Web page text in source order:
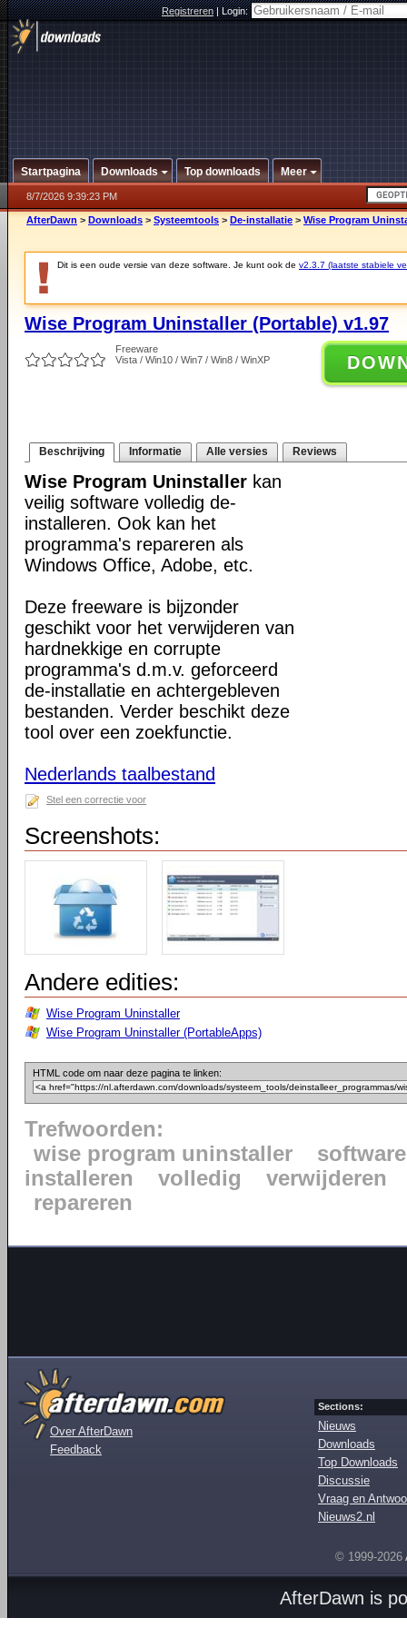
Registreren|Login:
Startpagina Downloads Top downloads Meer
8/7/2026 9:39:23 PM
AfterDawn > Downloads > Systeemtools > De-installatie > Wise Program
Dit is een oude versie van deze software. Je kunt ook de v2.3.7 (laatste stabiele
Wise Program Uninstaller (Portable) v1.97
Freeware
Vista / Win10 / Win7 / Win8 / WinXP
Beschrijving Informatie Alle versies Reviews
Wise Program Uninstaller kan
veilig software volledig de-
installeren. Ook kan het
programma's repareren als
Windows Office, Adobe, etc.
Deze freeware is bijzonder
geschikt voor het verwijderen van
hardnekkige en corrupte
programma's d.m.v. geforceerd
de-installatie en achtergebleven
bestanden. Verder beschikt deze
tool over een zoekfunctie.
Nederlands taalbestand
Stel een correctie voor
Screenshots:
Andere edities:
Wise Program Uninstaller
Wise Program Uninstaller (PortableApps)
HTML code om naar deze pagina te linken:
Trefwoorden:
wise program uninstaller
installeren
volledig
verwijderen
repareren
Over AfterDawn
Feedback
Sections:
Nieuws
Downloads
Top Downloads
Discussie
Vraag en
Nieuws2.nl
© 1999-2026
AfterDawn is